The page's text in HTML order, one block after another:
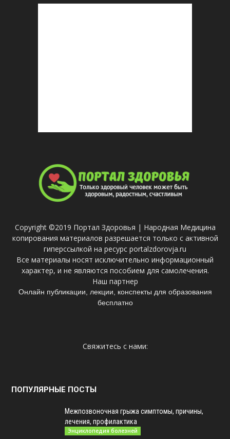
Copyright ©2019 Портал Здоровья | Народная Медицина
копирования материалов разрешается только с активной
гиперссылкой на ресурс portalzdorovja.ru
Все материалы носят исключительно информационный
характер, и не являются пособием для самолечения.
Наш партнер
Онлайн публикации, лекции, конспекты для образования
бесплатно
Свяжитесь с нами:
ПОПУЛЯРНЫЕ ПОСТЫ
Межпозвоночная грыжа симптомы, причины,
лечения, профилактика
Энциклопедия болезней